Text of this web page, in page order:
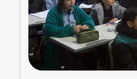
レバノンでの
レバ